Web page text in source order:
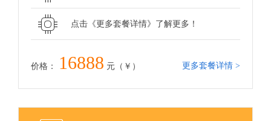
点击《更多套餐详情》了解更多！
价格： 16888 元（￥） 更多套餐详情 >